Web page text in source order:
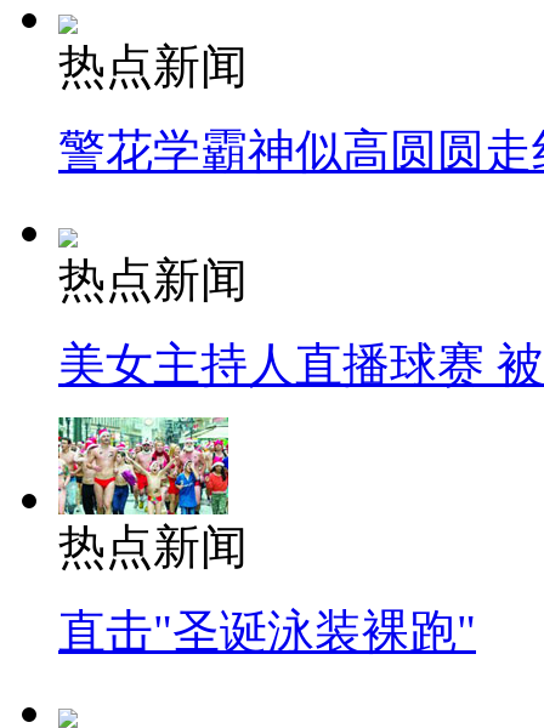
热点新闻
警花学霸神似高圆圆走
热点新闻
美女主持人直播球赛
热点新闻
直击"圣诞泳装裸跑"